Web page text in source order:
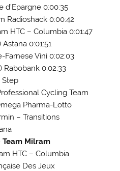
d’Epargne 0:00:35
Radioshack 0:00:42
HTC – Columbia 0:01:47
0:01:51
Farnese Vini 0:02:03
Rabobank 0:02:33
Step
Cycling Team
Pharma-Lotto
– Transitions
Team Milram
HTC – Columbia
Des Jeux